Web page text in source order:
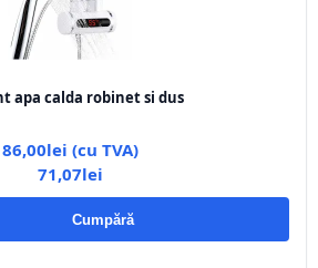
apa calda robinet si dus
86,00lei (cu TVA)
71,07lei
Cumpără